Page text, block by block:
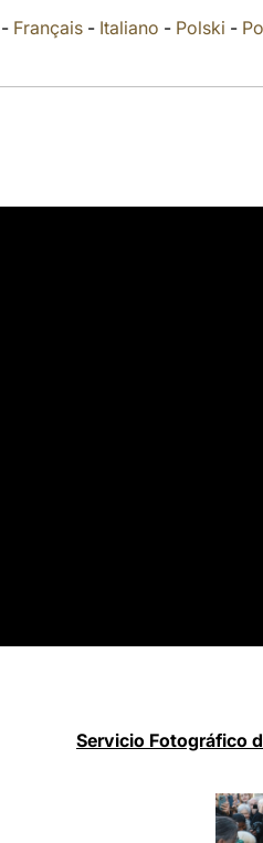
- Français - Italiano - Polski -
Servicio Fotográfico